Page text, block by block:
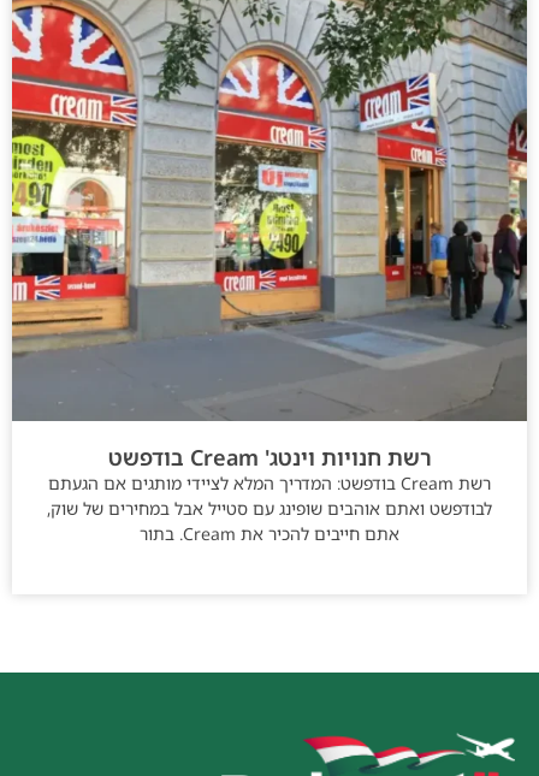
רשת חנויות וינטג' Cream בודפשט
רשת Cream בודפשט: המדריך המלא לציידי מותגים אם הגעתם
לבודפשט ואתם אוהבים שופינג עם סטייל אבל במחירים של שוק,
אתם חייבים להכיר את Cream. בתור